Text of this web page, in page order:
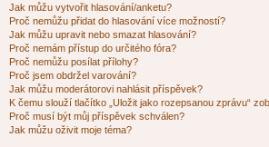
Jak můžu vytvořit hlasování/anketu?
Proč nemůžu přidat do hlasování více možností?
Jak můžu upravit nebo smazat hlasování?
Proč nemám přístup do určitého fóra?
Proč nemůžu posílat přílohy?
Proč jsem obdržel varování?
Jak můžu moderátorovi nahlásit příspěvek?
K čemu slouží tlačítko „Uložit jako rozepsanou zprávu“
Proč musí být můj příspěvek schválen?
Jak můžu oživit moje téma?